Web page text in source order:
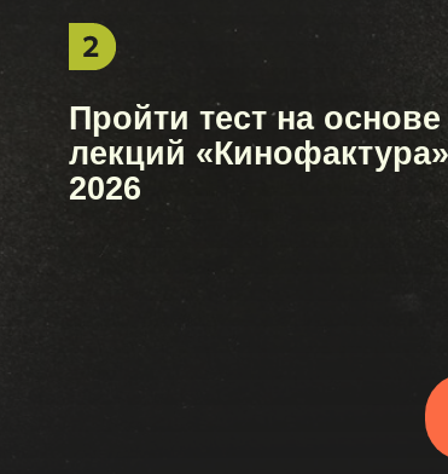
лекций«Кинофактура»
2026